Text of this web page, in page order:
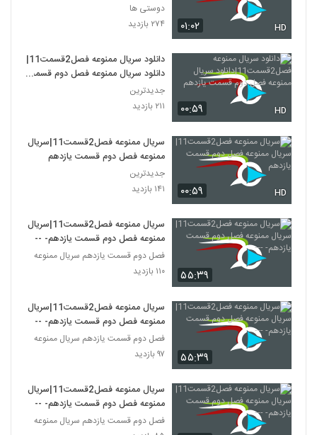
۰۱:۰۲ HD
دوستی ها
۲۷۴ بازدید
۰۰:۵۹ HD
دانلود سریال ممنوعه فصل2قسمت11|
دانلود سریال ممنوعه فصل دوم قسمت
یازدهم
جدیدترین
۲۱۱ بازدید
۰۰:۵۹ HD
سریال ممنوعه فصل2قسمت11|سریال
ممنوعه فصل دوم قسمت یازدهم
جدیدترین
۱۴۱ بازدید
۵۵:۳۹
سریال ممنوعه فصل2قسمت11|سریال
ممنوعه فصل دوم قسمت یازدهم- ---
فصل دوم قسمت یازدهم سریال ممنوعه
۱۱۰ بازدید
۵۵:۳۹
سریال ممنوعه فصل2قسمت11|سریال
ممنوعه فصل دوم قسمت یازدهم- ---
فصل دوم قسمت یازدهم سریال ممنوعه
۹۷ بازدید
سریال ممنوعه فصل2قسمت11|سریال
ممنوعه فصل دوم قسمت یازدهم- ---
فصل دوم قسمت یازدهم سریال ممنوعه